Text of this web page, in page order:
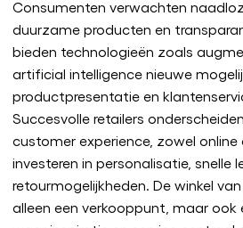
Consumenten verwachten
duurzame producten en
bieden technologieën zoals
artificial intelligence nieuwe
productpresentatie en
Succesvolle retailers
customer experience, zowel
investeren in personalisatie, snelle
retourmogelijkheden. De winkel
alleen een verkooppunt, maar ook